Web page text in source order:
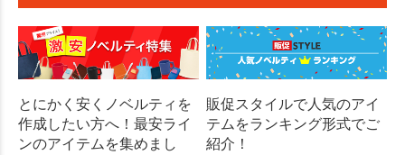
とにかく安くノベルティを
作成したい方へ！最安ライ
ンのアイテムを集めまし
販促スタイルで人気のアイ
テムをランキング形式でご
紹介！